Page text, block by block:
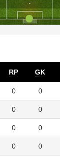
RP GK
0 0
0 0
0 0
0 0